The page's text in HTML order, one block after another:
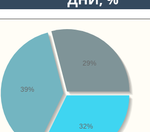
32%
39%
29%